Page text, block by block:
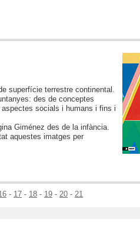
superfície terrestre continental.
des de conceptes
socials i humans i fins i
Giménez des de la infància.
aquestes imatges per
- 17 - 18 - 19 - 20 - 21